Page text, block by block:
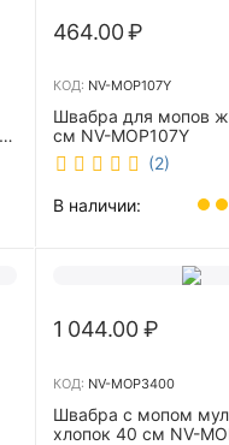
464.00₽
КОД: NV-MOP107Y
Швабра для мопов
см NV-MOP107Y
(2)
В наличии:
1 044.00 ₽
КОД: NV-MOP3400
Швабра с мопом
хлопок 40 см NV-